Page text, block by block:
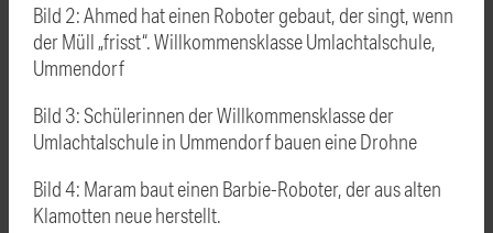
Bild 2: Ahmed hat einen Roboter gebaut, der singt, wenn
der Müll „frisst“. Willkommensklasse Umlachtalschule,
Ummendorf
Bild 3: Schülerinnen der Willkommensklasse der
Umlachtalschule in Ummendorf bauen eine Drohne
Bild 4: Maram baut einen Barbie-Roboter, der aus alten
Klamotten neue herstellt.